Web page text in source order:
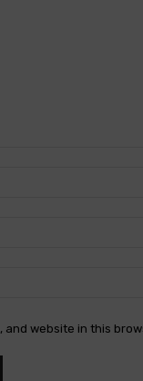
and website in this